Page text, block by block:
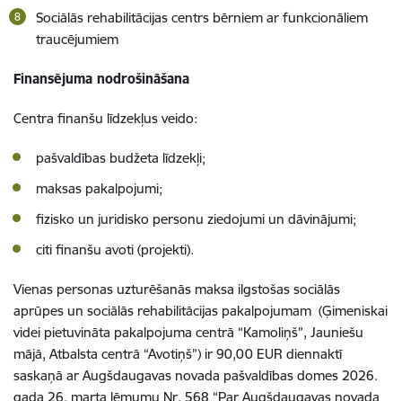
Sociālās rehabilitācijas centrs bērniem ar funkcionāliem
traucējumiem
Finansējuma nodrošināšana
Centra finanšu līdzekļus veido:
pašvaldības budžeta līdzekļi;
maksas pakalpojumi;
fizisko un juridisko personu ziedojumi un dāvinājumi;
citi finanšu avoti (projekti).
Vienas personas uzturēšanās maksa ilgstošas sociālās
aprūpes un sociālās rehabilitācijas pakalpojumam (Ģimeniskai
videi pietuvināta pakalpojuma centrā “Kamoliņš”, Jauniešu
mājā, Atbalsta centrā “Avotiņš”) ir 90,00 EUR diennaktī
saskaņā ar Augšdaugavas novada pašvaldības domes 2026.
gada 26. marta lēmumu Nr. 568 “Par Augšdaugavas novada